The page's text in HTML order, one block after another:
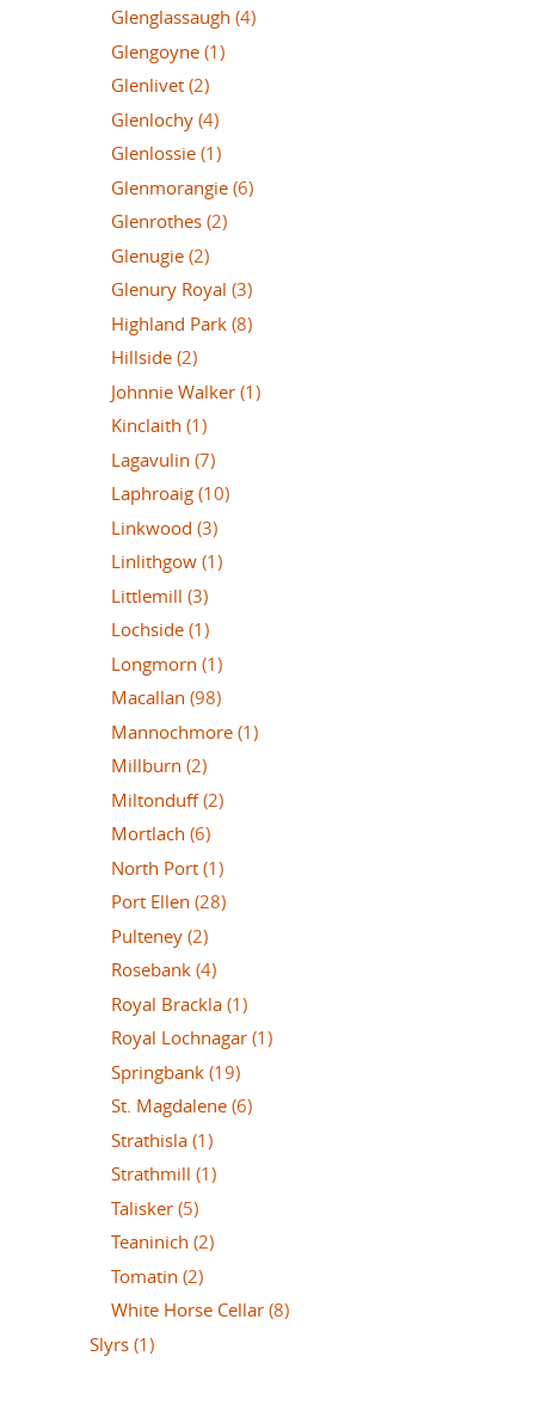
Glenglassaugh (4)
Glengoyne (1)
Glenlivet (2)
Glenlochy (4)
Glenlossie (1)
Glenmorangie (6)
Glenrothes (2)
Glenugie (2)
Glenury Royal (3)
Highland Park (8)
Hillside (2)
Johnnie Walker (1)
Kinclaith (1)
Lagavulin (7)
Laphroaig (10)
Linkwood (3)
Linlithgow (1)
Littlemill (3)
Lochside (1)
Longmorn (1)
Macallan (98)
Mannochmore (1)
Millburn (2)
Miltonduff (2)
Mortlach (6)
North Port (1)
Port Ellen (28)
Pulteney (2)
Rosebank (4)
Royal Brackla (1)
Royal Lochnagar (1)
Springbank (19)
St. Magdalene (6)
Strathisla (1)
Strathmill (1)
Talisker (5)
Teaninich (2)
Tomatin (2)
White Horse Cellar (8)
Slyrs (1)